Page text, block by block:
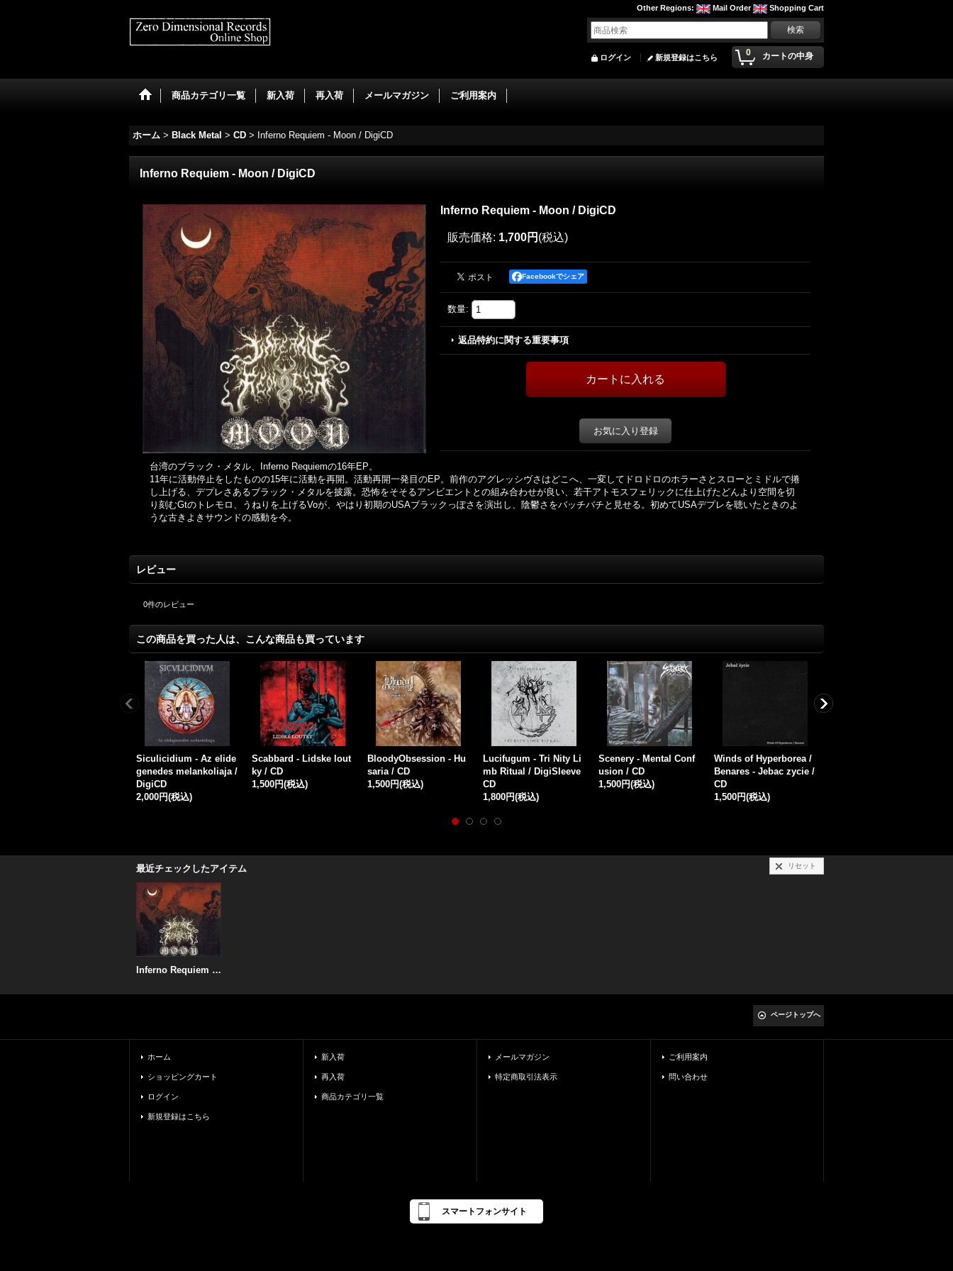
Other Regions: Mail Order Shopping Cart
0 カートの中身
ログイン 新規登録はこちら
商品カテゴリ一覧 新入荷 再入荷 メールマガジン ご利用案内
ホーム > Black Metal > CD > Inferno Requiem - Moon / DigiCD
Inferno Requiem - Moon / DigiCD
Inferno Requiem - Moon / DigiCD
販売価格: 1,700円 (税込)
Facebookでシェア
数量:
返品特約に関する重要事項
お気に入り登録
台湾のブラック・メタル、Inferno Requiemの16年EP。
11年に活動停止をしたものの15年に活動を再開。活動再開一発目のEP。前作のアグレッシヴさはどこへ、一変してドロドロのホラーさとスローとミドルで捲
し上げる、デプレさあるブラック・メタルを披露。恐怖をそそるアンビエントとの組み合わせが良い、若干アトモスフェリックに仕上げたどんより空間を切
り刻むGtのトレモロ、うねりを上げるVoが、やはり初期のUSAブラックっぽさを演出し、陰鬱さをバッチバチと見せる。初めてUSAデプレを聴いたときのよ
うな古きよきサウンドの感動を今。
レビュー
0件のレビュー
この商品を買った人は、こんな商品も買っています
Frost - Trapped in the
World / CD
1,500円
Caruos - Metempsycho
sis / CD
1,500円(税込)
Demonic Slaughter - T
he Night of Mesmeric
Whispers / CD
Varcolac - Pariah / Digi
CD
1,300円
Siculicidium - Hosszu
ut az orokkevalosagba
/ DigiCD
Kultika - Capricorn Wo
lves / CD
1,500円
最近チェックしたアイテム リセット
Inferno Requiem - Moon / DigiCD
ページトップへ
ホーム
ショッピングカート
ログイン
新規登録はこちら
新入荷
再入荷
商品カテゴリ一覧
メールマガジン
特定商取引法表示
ご利用案内
問い合わせ
スマートフォンサイト